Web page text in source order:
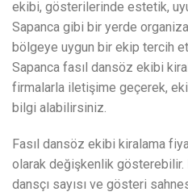
ekibi, gösterilerinde estetik,
Sapanca gibi bir yerde
bölgeye uygun bir ekip tercih
Sapanca fasıl dansöz ekibi
firmalarla iletişime geçerek,
bilgi alabilirsiniz.
Fasıl dansöz ekibi kiralama
olarak değişkenlik
dansçı sayısı ve gösteri